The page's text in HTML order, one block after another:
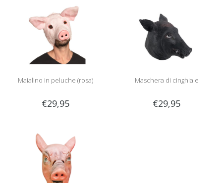
Maialino in peluche (rosa)
€29,95
Maschera di cinghiale
€29,95